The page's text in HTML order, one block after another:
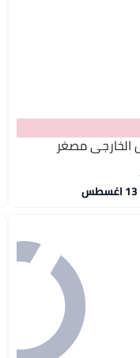
مصغر